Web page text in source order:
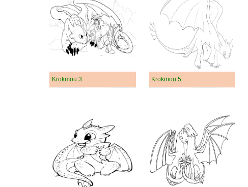
Krokmou 3 Krokmou 5